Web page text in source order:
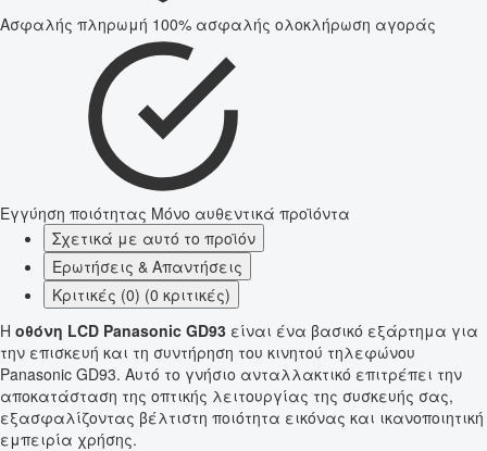
Ασφαλής πληρωμή 100% ασφαλής ολοκλήρωση αγοράς
Εγγύηση ποιότητας Μόνο αυθεντικά προϊόντα
Σχετικά με αυτό το προϊόν
Ερωτήσεις & Απαντήσεις
Κριτικές (0) (0 κριτικές)
Η οθόνη LCD Panasonic GD93 είναι ένα βασικό εξάρτημα για
την επισκευή και τη συντήρηση του κινητού τηλεφώνου
Panasonic GD93. Αυτό το γνήσιο ανταλλακτικό επιτρέπει την
αποκατάσταση της οπτικής λειτουργίας της συσκευής σας,
εξασφαλίζοντας βέλτιστη ποιότητα εικόνας και ικανοποιητική
εμπειρία χρήσης.